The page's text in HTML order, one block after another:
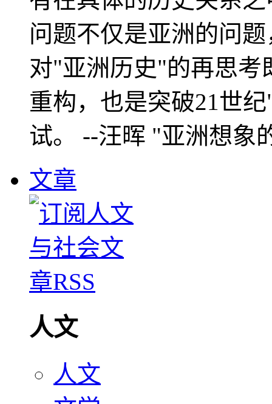
问题不仅是亚洲的问
对"亚洲历史"的再思考
重构，也是突破21世
试。 --汪晖 "亚洲想象
文章
人文
人文